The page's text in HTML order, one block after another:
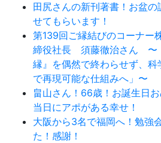
田尻さんの新刊著書！お盆の
せてもらいます！
第139回ご縁結びのコーナ
締役社長 須藤徹治さん 〜
縁』を偶然で終わらせず、科
で再現可能な仕組みへ」〜
畠山さん！66歳！お誕生日
当日にアポがある幸せ！
大阪から3名で福岡へ！勉強
た！感謝！